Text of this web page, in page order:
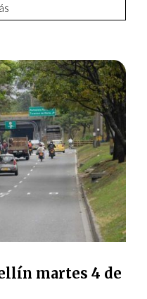
martes 4 de